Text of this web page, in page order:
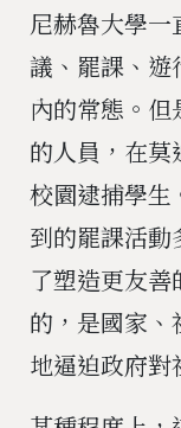
尼赫魯大學
議、罷課、遊
內的常態。
的人員，在莫
校園逮捕學生
到的罷課活
了塑造更友
的，是國家
地逼迫政府對